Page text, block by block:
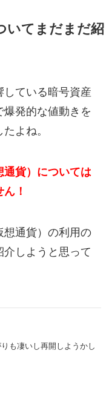
いてまだまだ紹
ている暗号資産
爆発的な値動きを
よね。
通貨）については
！
想通貨）の利用の
しようと思って
も凄いし再開しようかし